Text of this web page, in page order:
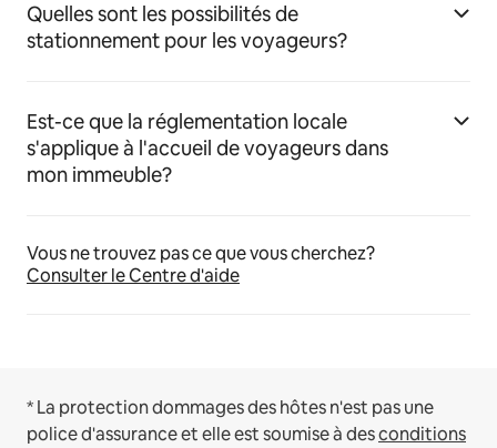
Quelles sont les possibilités de
stationnement pour les voyageurs?
Est-ce que la réglementation locale
s'applique à l'accueil de voyageurs dans
mon immeuble?
Vous ne trouvez pas ce que vous cherchez?
Consulter le Centre d'aide
* La protection dommages des hôtes n'est pas une
police d'assurance et elle est soumise à desconditions